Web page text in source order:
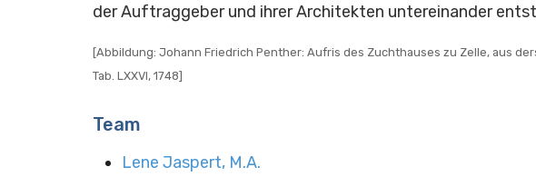
der Auftraggeber und ihrer Architekten untereinander
[Abbildung: Johann Friedrich Penther: Aufris des Zuchthauses zu Zelle, aus
Tab. LXXVI, 1748]
Team
Lene Jaspert, M.A.